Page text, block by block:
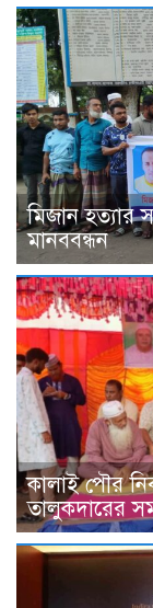
মিজান হত্যার
মানববন্ধন
কালাই পৌর
তালুকদারের